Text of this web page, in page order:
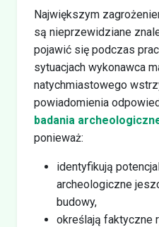
Największym
są nieprzewidziane
pojawić się podczas
sytuacjach wykonawca
natychmiastowego
powiadomienia
badania
ponieważ:
identyfikują
archeologiczne
budowy,
określają faktyczne